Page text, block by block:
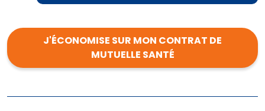
J'ÉCONOMISE SUR MON CONTRAT DE
MUTUELLE SANTÉ